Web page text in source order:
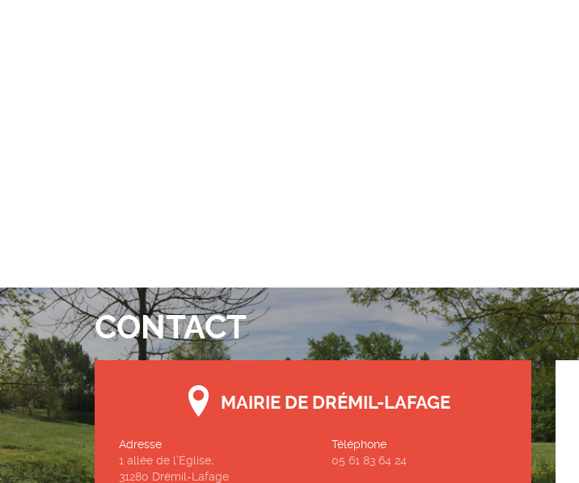
CONTACT
MAIRIE DE DRÉMIL-LAFAGE
Adresse
1 allée de l’Église,
31280 Drémil-Lafage
Téléphone
05 61 83 64 24